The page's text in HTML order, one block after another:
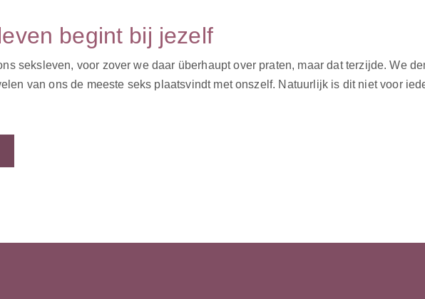
begint bij jezelf
seksleven, voor zover we daar überhaupt over praten, maar dat terzijde. We
van ons de meeste seks plaatsvindt met onszelf. Natuurlijk is dit niet voor